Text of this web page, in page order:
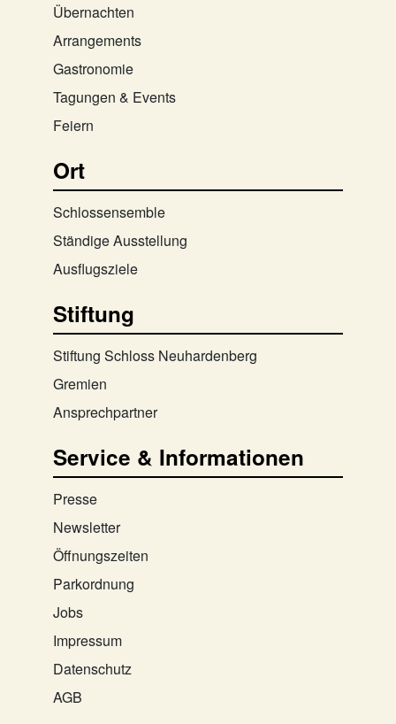
Übernachten
Arrangements
Gastronomie
Tagungen & Events
Feiern
Ort
Schlossensemble
Ständige Ausstellung
Ausflugsziele
Stiftung
Stiftung Schloss Neuhardenberg
Gremien
Ansprechpartner
Service & Informationen
Presse
Newsletter
Öffnungszeiten
Parkordnung
Jobs
Impressum
Datenschutz
AGB